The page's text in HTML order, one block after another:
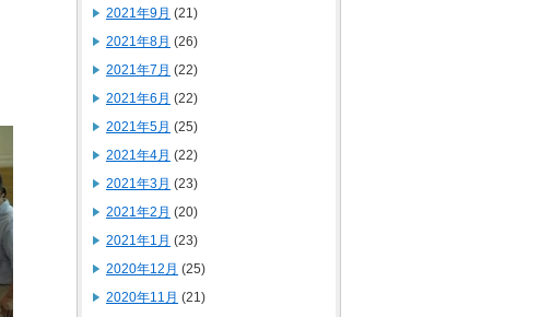
2021年9月 (21)
2021年8月 (26)
2021年7月 (22)
2021年6月 (22)
2021年5月 (25)
2021年4月 (22)
2021年3月 (23)
2021年2月 (20)
2021年1月 (23)
2020年12月 (25)
2020年11月 (21)